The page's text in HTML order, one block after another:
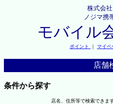
株式会
ノジマ携
モバイル
ポイント ｜ マイペ
店舗
条件から探す
店名、住所等で検索できます